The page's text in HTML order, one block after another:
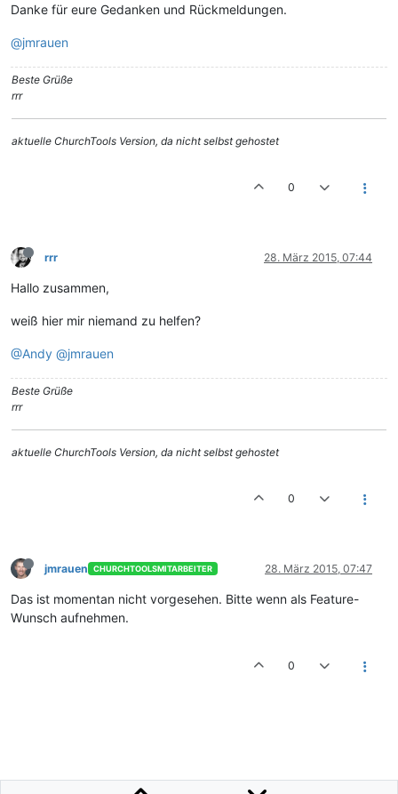
Danke für eure Gedanken und Rückmeldungen.
@jmrauen
Beste Grüße
rrr
aktuelle ChurchTools Version, da nicht selbst gehostet
0
rrr 28. März 2015, 07:44
Hallo zusammen,
weiß hier mir niemand zu helfen?
@Andy @jmrauen
Beste Grüße
rrr
aktuelle ChurchTools Version, da nicht selbst gehostet
0
jmrauen CHURCHTOOLSMITARBEITER 28. März 2015, 07:47
Das ist momentan nicht vorgesehen. Bitte wenn als Feature-
Wunsch aufnehmen.
0